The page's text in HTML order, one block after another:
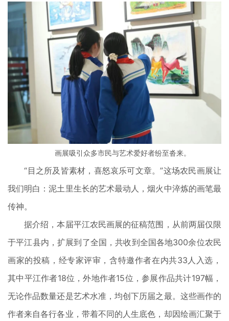
画展吸引众多市民与艺术爱好者纷至沓来。
“目之所及皆素材，喜怒哀乐可文章。”这场农民画展让
我们明白：泥土里生长的艺术最动人，烟火中淬炼的画笔最
传神。
据介绍，本届平江农民画展的征稿范围，从前两届仅限
于平江县内，扩展到了全国，共收到全国各地300余位农民
画家的投稿，经专家评审，含特邀作者在内共33人入选，
其中平江作者18位，外地作者15位，参展作品共计197幅，
无论作品数量还是艺术水准，均创下历届之最。这些画作的
作者来自各行各业，带着不同的人生底色，却因绘画汇聚于